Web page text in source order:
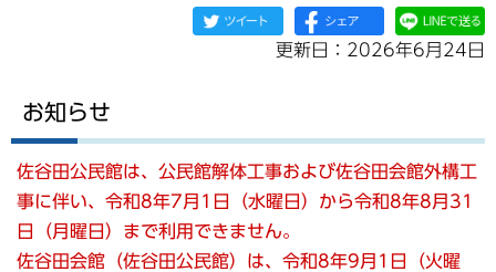
更新日：2026年6月24日
お知らせ
佐谷田公民館は、公民館解体工事および佐谷田会館外構工
事に伴い、令和8年7月1日（水曜日）から令和8年8月31
日（月曜日）まで利用できません。
佐谷田会館（佐谷田公民館）は、令和8年9月1日（火曜